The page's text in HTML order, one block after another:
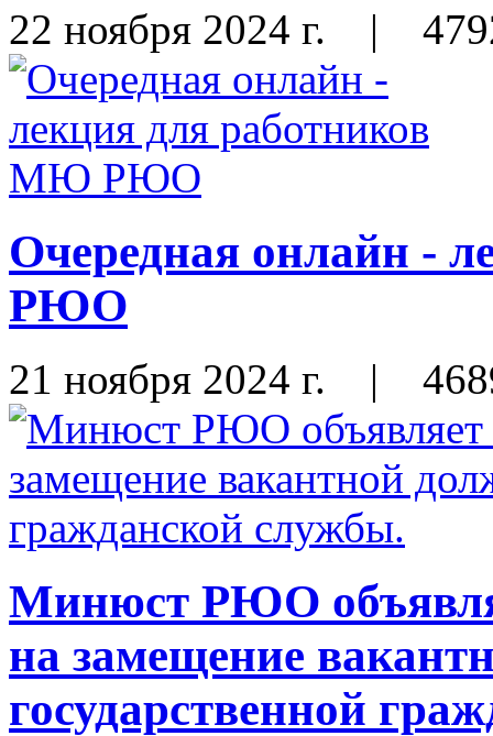
22 ноября 2024 г. |
Очередная онлайн -
РЮО
21 ноября 2024 г. |
Минюст РЮО
на замещение
государственной